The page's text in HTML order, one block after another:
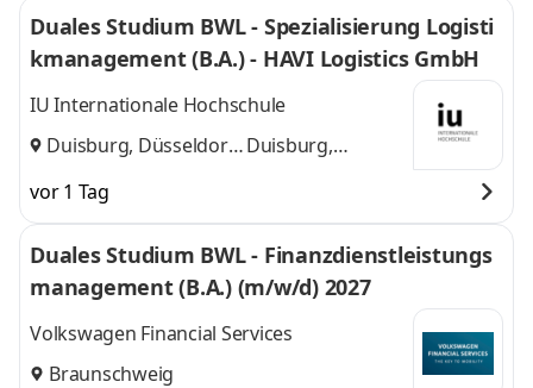
Duales Studium BWL - Spezialisierung Logisti
kmanagement (B.A.) - HAVI Logistics GmbH
IU Internationale Hochschule
Duisburg, Düsseldorf Duisburg,
vor 1 Tag
Duales Studium BWL - Finanzdienstleistungs
management (B.A.) (m/w/d) 2027
Volkswagen Financial Services
Braunschweig